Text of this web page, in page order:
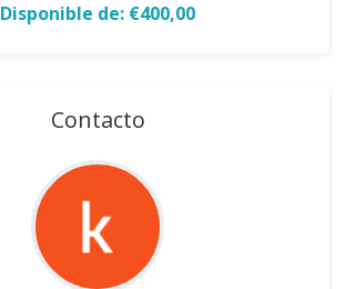
Disponible de: €400,00
Contacto